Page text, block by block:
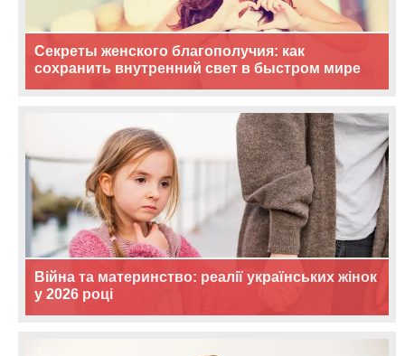
Секреты женского благополучия: как
сохранить внутренний свет в быстром мире
Війна та материнство: реалії українських жінок
у 2026 році